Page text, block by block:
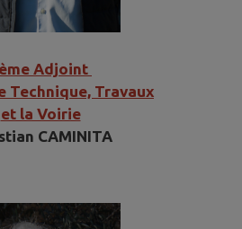
Adjoint
Technique, Travaux
et la Voirie
CAMINITA